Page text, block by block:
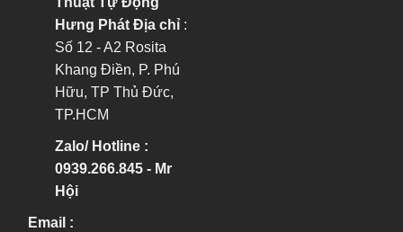
Hưng Phát Địa chỉ :
Số 12 - A2 Rosita
Khang Điền, P. Phú
Hữu, TP Thủ Đức,
TP.HCM
Zalo/ Hotline :
0939.266.845 - Mr
Hội
Email :